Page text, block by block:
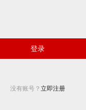
登录
没有账号？ 立即注册